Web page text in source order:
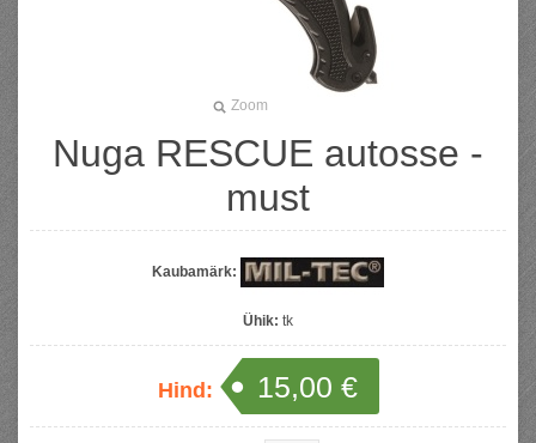
Zoom
Nuga RESCUE autosse -
must
Kaubamärk:
Ühik: tk
Hind: 15,00 €